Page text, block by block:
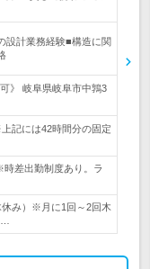
設計業務経験■構造に関
》 岐阜県岐阜市中鶉3
記には42時間分の固定
差出勤制度あり。ラ
休み）※月に1回～2回木